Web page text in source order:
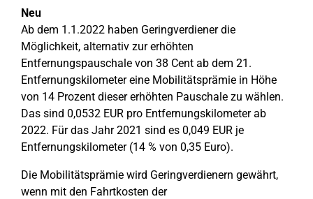
Neu
Ab dem 1.1.2022 haben Geringverdiener die
Möglichkeit, alternativ zur erhöhten
Entfernungspauschale von 38 Cent ab dem 21.
Entfernungskilometer eine Mobilitätsprämie in Höhe
von 14 Prozent dieser erhöhten Pauschale zu wählen.
Das sind 0,0532 EUR pro Entfernungskilometer ab
2022. Für das Jahr 2021 sind es 0,049 EUR je
Entfernungskilometer (14 % von 0,35 Euro).
Die Mobilitätsprämie wird Geringverdienern gewährt,
wenn mit den Fahrtkosten der